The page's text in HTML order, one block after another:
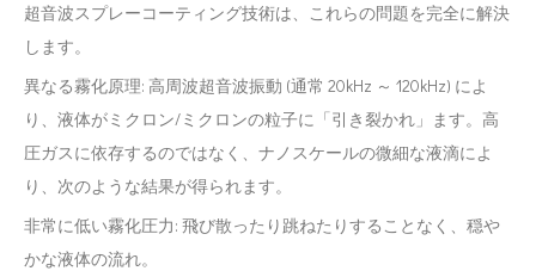
超音波スプレーコーティング技術は、これらの問題を完全に解決
します。
異なる霧化原理: 高周波超音波振動 (通常 20kHz ～ 120kHz) によ
り、液体がミクロン/ミクロンの粒子に「引き裂かれ」ます。高
圧ガスに依存するのではなく、ナノスケールの微細な液滴によ
り、次のような結果が得られます。
非常に低い霧化圧力: 飛び散ったり跳ねたりすることなく、穏や
かな液体の流れ。